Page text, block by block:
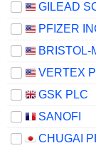
GILEAD
PFIZER
GSK PLC
SANOFI